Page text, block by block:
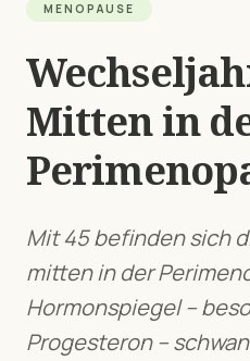
MENOPAUSE
Mitten in
Mit 45 befinden sich
mitten in der
Hormonspiegel –
Progesteron –